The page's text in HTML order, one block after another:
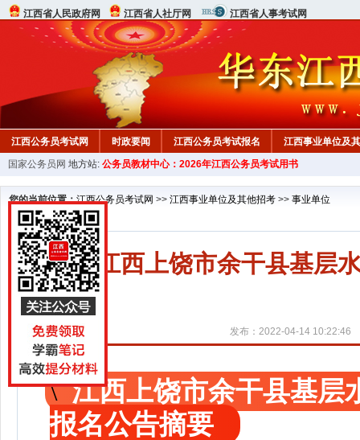
江西省人民政府网 江西省人社厅网 江西省人事考试网
江西公务员考试网 时政要闻 江西公务员考试报名 江西事业单位及
行测真题 在线咨询 教材中心
国家公务员网 地方站: 公务员教材中心：2026年江西公务员考试用书
您的当前位置：江西公务员考试网 >> 江西事业单位及其他招考 >> 事业单位
2022江西上饶市余干县基层
发布：2022-04-14 10:22:46
江西上饶市余干县基层
报名公告摘要